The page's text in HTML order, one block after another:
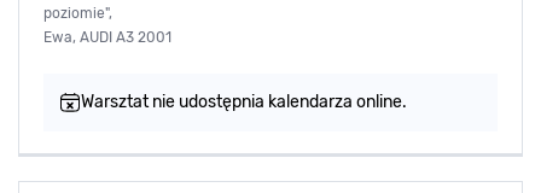
poziomie",
Ewa, AUDI A3 2001
Warsztat nie udostępnia kalendarza online.